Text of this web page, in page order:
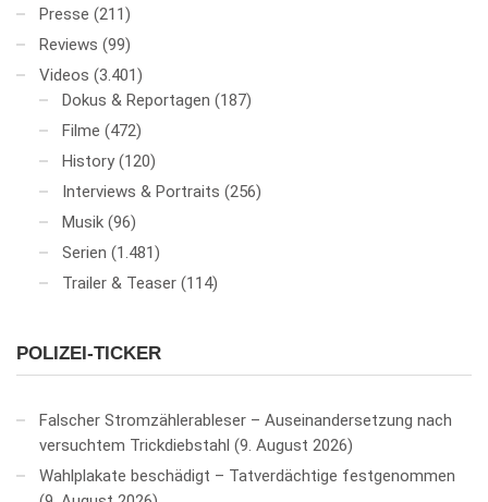
Presse (211)
Reviews (99)
Videos (3.401)
Dokus & Reportagen (187)
Filme (472)
History (120)
Interviews & Portraits (256)
Musik (96)
Serien (1.481)
Trailer & Teaser (114)
POLIZEI-TICKER
Falscher Stromzählerableser – Auseinandersetzung nach
versuchtem Trickdiebstahl 9. August 2026
Wahlplakate beschädigt – Tatverdächtige festgenommen